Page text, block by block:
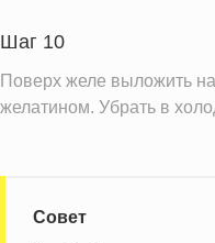
Шаг 10
Поверх желе выложить
желатином. Убрать в
Совет